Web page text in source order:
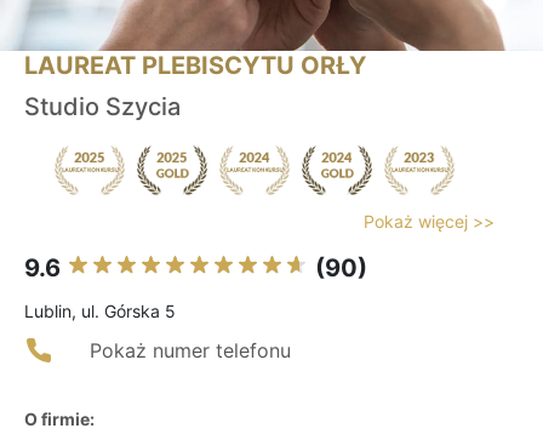
LAUREAT PLEBISCYTU ORŁY
Studio Szycia
Pokaż więcej >>
9.6 (90)
Lublin, ul. Górska 5
Pokaż numer telefonu
O firmie: